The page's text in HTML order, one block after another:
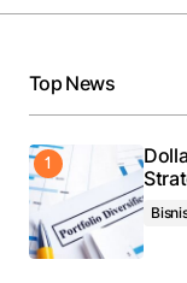
Top News